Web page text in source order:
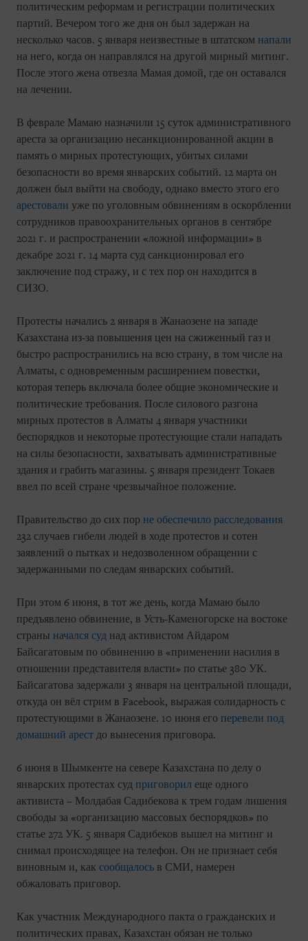
политическим реформам и регистрации политических
партий. Вечером того же дня он был задержан на
несколько часов. 5 января неизвестные в штатском напали
на него, когда он направлялся на другой мирный митинг.
После этого жена отвезла Мамая домой, где он оставался
на лечении.
В феврале Мамаю назначили 15 суток административного
ареста за организацию несанкционированной акции в
память о мирных протестующих, убитых силами
безопасности во время январских событий. 12 марта он
должен был выйти на свободу, однако вместо этого его
арестовали уже по уголовным обвинениям в оскорблении
сотрудников правоохранительных органов в сентябре
2021 г. и распространении «ложной информации» в
декабре 2021 г. 14 марта суд санкционировал его
заключение под стражу, и с тех пор он находится в
СИЗО.
Протесты начались 2 января в Жанаозене на западе
Казахстана из-за повышения цен на сжиженный газ и
быстро распространились на всю страну, в том числе на
Алматы, с одновременным расширением повестки,
которая теперь включала более общие экономические и
политические требования. После силового разгона
мирных протестов в Алматы 4 января участники
беспорядков и некоторые протестующие стали нападать
на силы безопасности, захватывать административные
здания и грабить магазины. 5 января президент Токаев
ввел по всей стране чрезвычайное положение.
Правительство до сих пор не обеспечило расследования
232 случаев гибели людей в ходе протестов и сотен
заявлений о пытках и недозволенном обращении с
задержанными по следам январских событий.
При этом 6 июня, в тот же день, когда Мамаю было
предъявлено обвинение, в Усть-Каменогорске на востоке
страны начался суд над активистом Айдаром
Байсагатовым по обвинению в «применении насилия в
отношении представителя власти» по статье 380 УК.
Байсагатова задержали 3 января на центральной площади,
откуда он вёл стрим в Facebook, выражая солидарность с
протестующими в Жанаозене. 10 июня его перевели под
домашний арест до вынесения приговора.
6 июня в Шымкенте на севере Казахстана по делу о
январских протестах суд приговорил еще одного
активиста – Молдабая Садибекова к трем годам лишения
свободы за «организацию массовых беспорядков» по
статье 272 УК. 5 января Садибеков вышел на митинг и
снимал происходящее на телефон. Он не признает себя
виновным и, как сообщалось в СМИ, намерен
обжаловать приговор.
Как участник Международного пакта о гражданских и
политических правах, Казахстан обязан не только